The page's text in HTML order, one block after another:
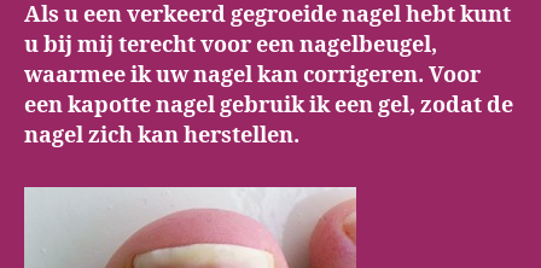
Als u een verkeerd gegroeide nagel hebt kunt
u bij mij terecht voor een nagelbeugel,
waarmee ik uw nagel kan corrigeren. Voor
een kapotte nagel gebruik ik een gel, zodat de
nagel zich kan herstellen.